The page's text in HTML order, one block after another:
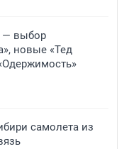
— выбор
новые «Тед
самолета из